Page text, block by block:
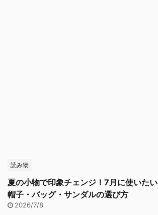
読み物
夏の小物で印象チェンジ！7月に使いたい
帽子・バッグ・サンダルの選び方
2026/7/8